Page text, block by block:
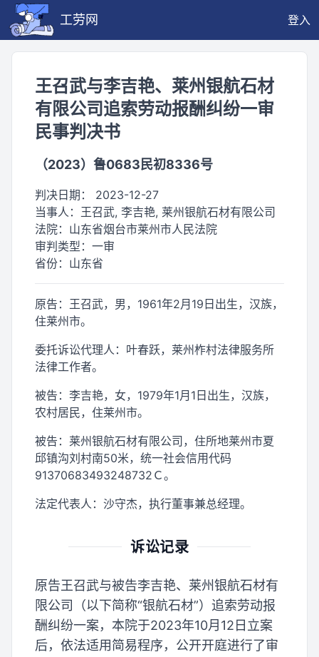
工劳网 登入
王召武与李吉艳、莱州银航石材
有限公司追索劳动报酬纠纷一审
民事判决书
（2023）鲁0683民初8336号
判决日期： 2023-12-27
当事人： 王召武, 李吉艳, 莱州银航石材有限公司
法院： 山东省烟台市莱州市人民法院
审判类型： 一审
省份： 山东省
原告：王召武，男，1961年2月19日出生，汉族，
住莱州市。
委托诉讼代理人：叶春跃，莱州柞村法律服务所
法律工作者。
被告：李吉艳，女，1979年1月1日出生，汉族，
农村居民，住莱州市。
被告：莱州银航石材有限公司，住所地莱州市夏
邱镇沟刘村南50米，统一社会信用代码
91370683493248732Ｃ。
法定代表人：沙守杰，执行董事兼总经理。
诉讼记录
原告王召武与被告李吉艳、莱州银航石材有
限公司（以下简称“银航石材”）追索劳动报
酬纠纷一案，本院于2023年10月12日立案
后，依法适用简易程序，公开开庭进行了审